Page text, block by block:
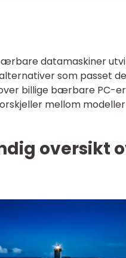
datamaskiner
som passet
billige bærbare PC-
mellom
oversikt